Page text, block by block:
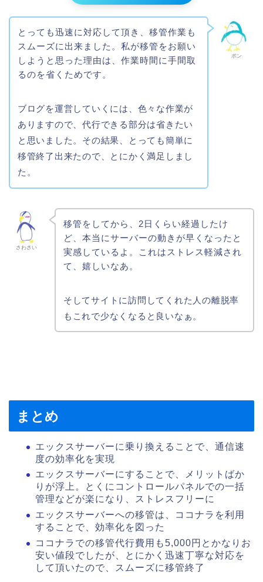
ポン
とっても迅速に対応して頂き、移管作業も
スムーズに出来ました。私が移管をお願い
しようと思った理由は、作業時間に手間取
るのを省くためです。
ブログを運営していくには、色々な作業が
ありますので、代行できる部分は省きたい
と思いました。その結果、とっても簡単に
移管終了出来たので、とにかく満足しまし
た。
さわさい
移管をしてから、2日くらい経過したけ
ど、本当にサーバーの動きが早くなったと
実感しているよ。これはストレス軽減され
て、嬉しいなあ。
そしてサイトに訪問してくれた人の離脱率
もこれで少なくなると良いなぁ。
まとめ
エックスサーバーに乗り換えることで、通信速
度の効率化を実現
エックスサーバーにすることで、メリットばか
りが浮上。とくにコントロールパネルでの一括
管理などが楽になり、ストレスフリーに
エックスサーバーへの移管は、ココナラを利用
することで、効率化を図った
ココナラでの移管代行費用も5,000円とかなりお
安い値段でしたが、とにかく迅速丁寧な対応を
して頂いたので、スムーズに移管終了